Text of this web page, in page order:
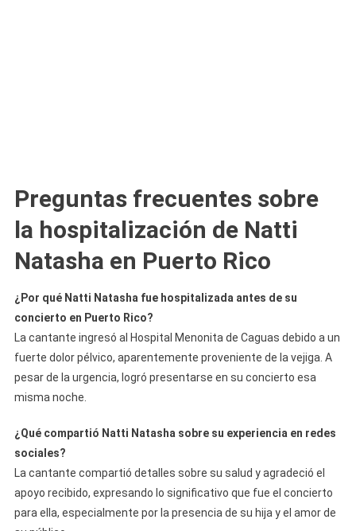
Preguntas frecuentes sobre
la hospitalización de Natti
Natasha en Puerto Rico
¿Por qué Natti Natasha fue hospitalizada antes de su
concierto en Puerto Rico?
La cantante ingresó al Hospital Menonita de Caguas debido a un
fuerte dolor pélvico, aparentemente proveniente de la vejiga. A
pesar de la urgencia, logró presentarse en su concierto esa
misma noche.
¿Qué compartió Natti Natasha sobre su experiencia en redes
sociales?
La cantante compartió detalles sobre su salud y agradeció el
apoyo recibido, expresando lo significativo que fue el concierto
para ella, especialmente por la presencia de su hija y el amor de